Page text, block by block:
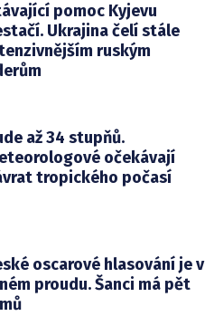
pomoc Kyjevu
Ukrajina čelí stále
ruským
až 34 stupňů.
očekávají
tropického počasí
oscarové hlasování je v
proudu. Šanci má pět